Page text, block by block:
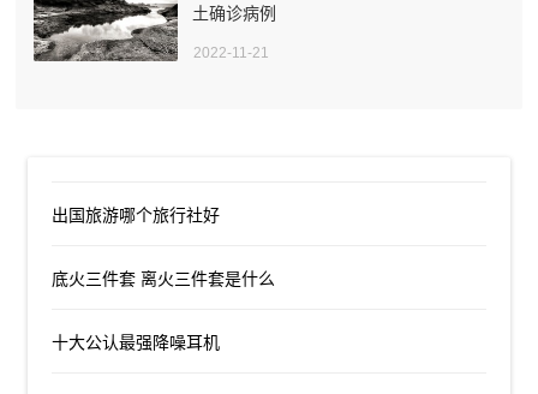
土确诊病例
2022-11-21
出国旅游哪个旅行社好
底火三件套 离火三件套是什么
十大公认最强降噪耳机